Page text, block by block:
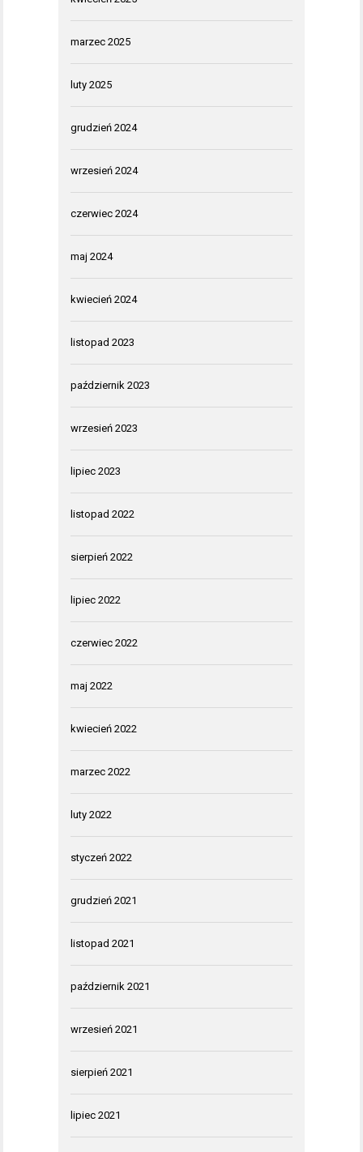
marzec 2025
luty 2025
grudzień 2024
wrzesień 2024
czerwiec 2024
maj 2024
kwiecień 2024
listopad 2023
październik 2023
wrzesień 2023
lipiec 2023
listopad 2022
sierpień 2022
lipiec 2022
czerwiec 2022
maj 2022
kwiecień 2022
marzec 2022
luty 2022
styczeń 2022
grudzień 2021
listopad 2021
październik 2021
wrzesień 2021
sierpień 2021
lipiec 2021